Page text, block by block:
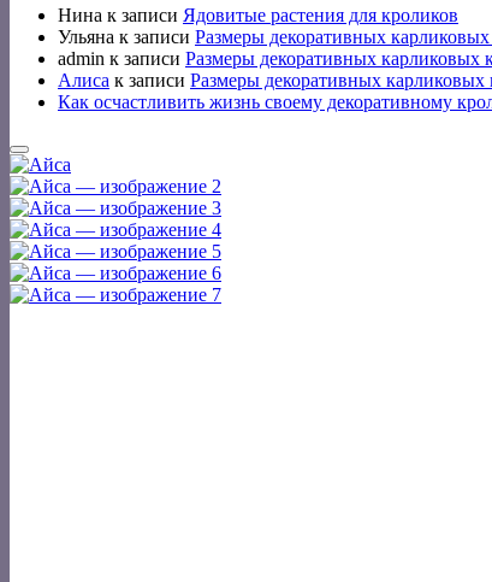
Нина к записи Ядовитые растения для кроликов
Ульяна к записи Размеры декоративных
admin к записи Размеры декоративных карликовых
Алиса к записи Размеры декоративных карликовых
Как осчастливить жизнь своему декоративному